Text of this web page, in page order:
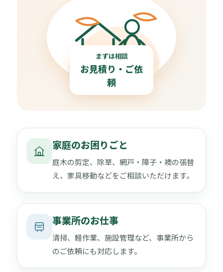
まずは相談
お見積り・ご依
頼
家庭のお困りごと
庭木の剪定、除草、網戸・障子・襖の張替
え、家具移動などをご相談いただけます。
事業所のお仕事
清掃、軽作業、施設管理など、事業所から
のご依頼にも対応します。